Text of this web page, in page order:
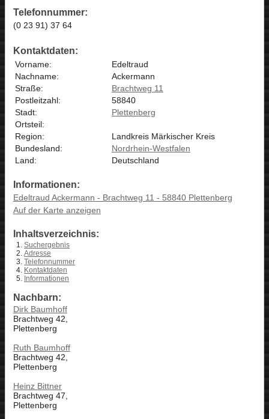
Telefonnummer:
(0 23 91) 37 64
Kontaktdaten:
Vorname:
Edeltraud
Nachname:
Ackermann
Straße:
Brachtweg 11
Postleitzahl:
58840
Stadt:
Plettenberg
Ortsteil:
Region:
Landkreis Märkischer Kreis
Bundesland:
Nordrhein-Westfalen
Land:
Deutschland
Informationen:
Edeltraud Ackermann - Brachtweg 11 - 58840 Plettenberg
Auf der Karte anzeigen
Inhaltsverzeichnis:
Suchergebnis
Adresse
Telefonnummer
Kontaktdaten
Informationen
Nachbarn:
Dirk Baumhoff
Brachtweg 42,
Plettenberg
Ruth Baumhoff
Brachtweg 42,
Plettenberg
Heinz Bittner
Brachtweg 47,
Plettenberg